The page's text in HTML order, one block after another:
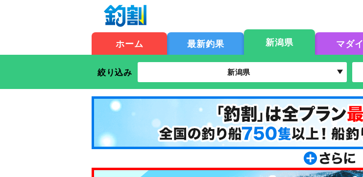
ホーム 最新釣果 新潟県 マダイ
絞り込み 新潟県